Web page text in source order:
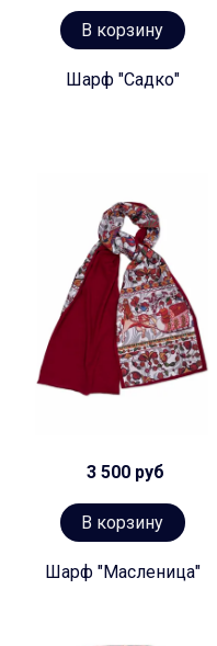
В корзину
Шарф "Садко"
3 500 руб
В корзину
Шарф "Масленица"